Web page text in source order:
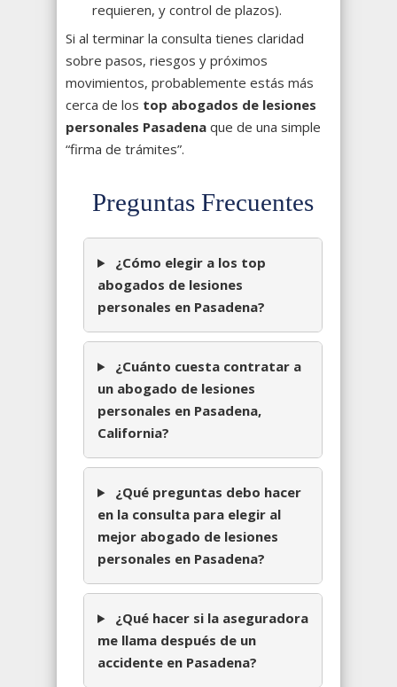
requieren, y control de plazos).
Si al terminar la consulta tienes claridad
sobre pasos, riesgos y próximos
movimientos, probablemente estás más
cerca de los top abogados de lesiones
personales Pasadena que de una simple
“firma de trámites”.
Preguntas Frecuentes
¿Cómo elegir a los top
abogados de lesiones
personales en Pasadena?
¿Cuánto cuesta contratar a
un abogado de lesiones
personales en Pasadena,
California?
¿Qué preguntas debo hacer
en la consulta para elegir al
mejor abogado de lesiones
personales en Pasadena?
¿Qué hacer si la aseguradora
me llama después de un
accidente en Pasadena?